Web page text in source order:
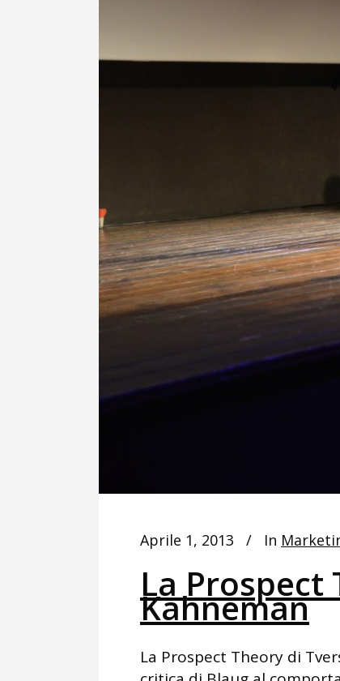
Aprile 1, 2013 In
La Prospect
Kahneman
La Prospect Theory di